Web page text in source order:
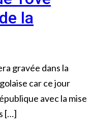
la
gravée dans la
car ce jour
avec la mise
[…]